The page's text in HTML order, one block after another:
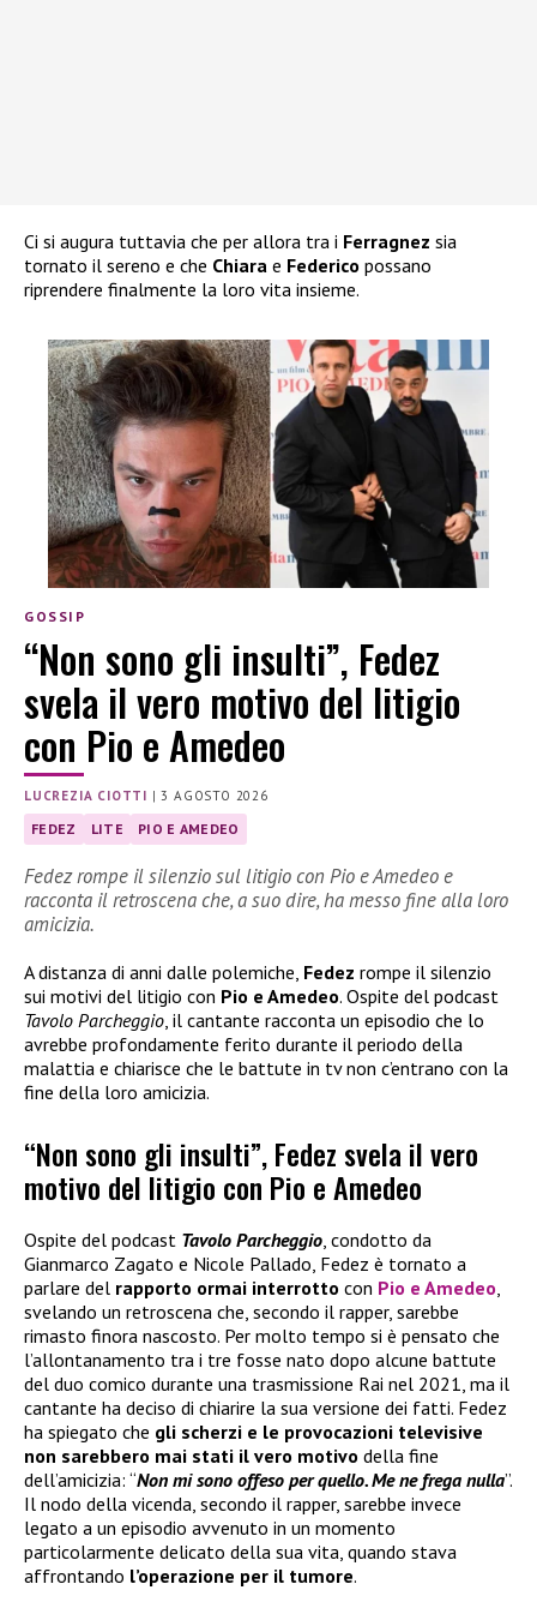
Ci si augura tuttavia che per allora tra i Ferragnez sia
tornato il sereno e che Chiara e Federico possano
riprendere finalmente la loro vita insieme.
GOSSIP
“Non sono gli insulti”, Fedez
svela il vero motivo del litigio
con Pio e Amedeo
LUCREZIA CIOTTI |3 AGOSTO 2026
FEDEZ LITE PIO E AMEDEO
Fedez rompe il silenzio sul litigio con Pio e Amedeo e
racconta il retroscena che, a suo dire, ha messo fine alla loro
amicizia.
A distanza di anni dalle polemiche, Fedez rompe il silenzio
sui motivi del litigio con Pio e Amedeo. Ospite del podcast
Tavolo Parcheggio, il cantante racconta un episodio che lo
avrebbe profondamente ferito durante il periodo della
malattia e chiarisce che le battute in tv non c’entrano con la
fine della loro amicizia.
“Non sono gli insulti”, Fedez svela il vero
motivo del litigio con Pio e Amedeo
Ospite del podcast Tavolo Parcheggio , condotto da
Gianmarco Zagato e Nicole Pallado, Fedez è tornato a
parlare del rapporto ormai interrotto con Pio e Amedeo
svelando un retroscena che, secondo il rapper, sarebbe
rimasto finora nascosto. Per molto tempo si è pensato che
l’allontanamento tra i tre fosse nato dopo alcune battute
del duo comico durante una trasmissione Rai nel 2021, ma il
cantante ha deciso di chiarire la sua versione dei fatti. Fedez
ha spiegato che gli scherzi e le provocazioni televisive
non sarebbero mai stati il vero motivo della fine
dell’amicizia: “Non mi sono offeso per quello. Me ne frega nulla”.
Il nodo della vicenda, secondo il rapper, sarebbe invece
legato a un episodio avvenuto in un momento
particolarmente delicato della sua vita, quando stava
affrontando l’operazione per il tumore.